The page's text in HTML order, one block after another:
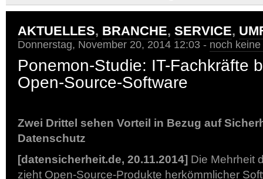
AKTUELLES, BRANCHE, SERVICE,
Donnerstag, November 20, 2014 12:03 - noch
Ponemon-Studie: IT-Fachkräfte
Open-Source-Software
Zwei Drittel sehen Vorteil in Bezug auf
Datenschutz
[datensicherheit.de, 20.11.2014] Die Mehrheit
zieht Open-Source-Produkte herkömmlicher